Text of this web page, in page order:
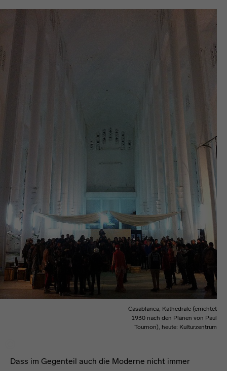
Dass im Gegenteil auch die Moderne nicht immer
Casablanca, Kathedrale (errichtet
1930 nach den Plänen von Paul
Tournon), heute: Kulturzentrum